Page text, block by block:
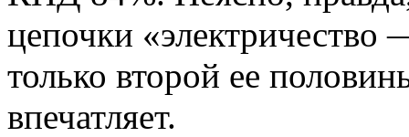
цепочки
только второй ее
впечатляет.